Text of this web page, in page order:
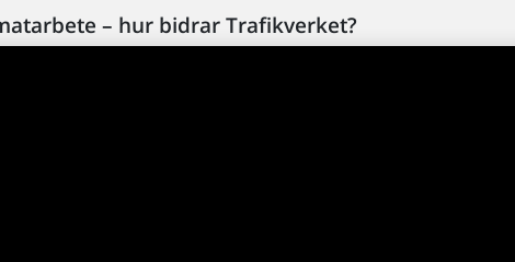
– hur bidrar Trafikverket?